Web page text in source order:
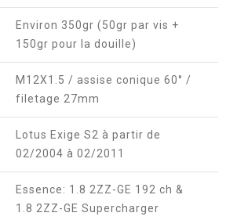
Environ 350gr (50gr par vis +
150gr pour la douille)
M12X1.5 / assise conique 60° /
filetage 27mm
Lotus Exige S2 à partir de
02/2004 à 02/2011
Essence: 1.8 2ZZ-GE 192 ch &
1.8 2ZZ-GE Supercharger